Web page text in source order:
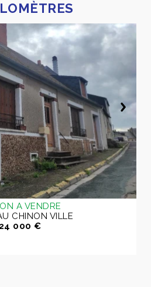
A VENDRE
CHINON VILLE
24 000 €